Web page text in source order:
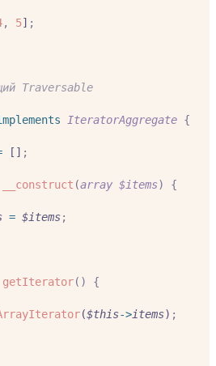
, 5] ;
Traversable
IteratorAggregate {
[] ;
__construct (array $items) {
= $items;
getIterator() {
($this->items) ;